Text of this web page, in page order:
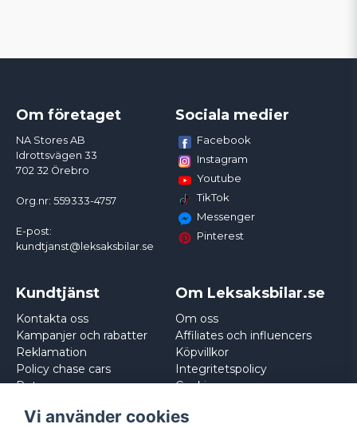
Om företaget
NA Stores AB
Idrottsvägen 33
702 32 Örebro
Org.nr: 559333-4757
E-post:
kundtjanst@leksaksbilar.se
Sociala medier
Facebook
Instagram
Youtube
TikTok
Messenger
Pinterest
Kundtjänst
Kontakta oss
Kampanjer och rabatter
Reklamation
Policy chase cars
Returnera
Om Leksaksbilar.se
Om oss
Affiliates och influencers
Köpvillkor
Integritetspolicy
Cookies
Vi använder cookies